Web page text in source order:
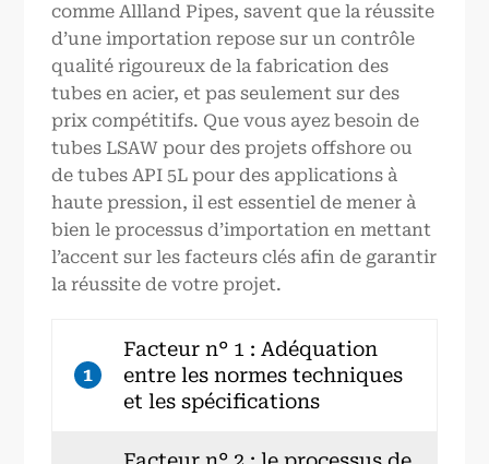
comme Allland Pipes, savent que la réussite
d’une importation repose sur un contrôle
qualité rigoureux de la fabrication des
tubes en acier, et pas seulement sur des
prix compétitifs. Que vous ayez besoin de
tubes LSAW pour des projets offshore ou
de tubes API 5L pour des applications à
haute pression, il est essentiel de mener à
bien le processus d’importation en mettant
l’accent sur les facteurs clés afin de garantir
la réussite de votre projet.
1
Facteur n° 1 : Adéquation
entre les normes techniques
et les spécifications